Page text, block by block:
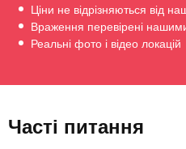
Ціни не відрізняються від
Враження перевірені
Реальні фото і відео локацій
Часті питання